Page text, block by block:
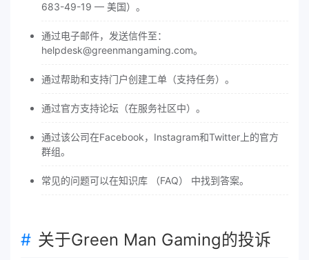
683-49-19 — 美国）。
通过电子邮件，发送信件至：
helpdesk@greenmangaming.com。
通过帮助和支持门户创建工单（支持任务）。
通过官方支持论坛（在服务社区中）。
通过该公司在Facebook，Instagram和Twitter上的官方
群组。
常见的问题可以在知识库 （FAQ） 中找到答案。
关于Green Man Gaming的投诉